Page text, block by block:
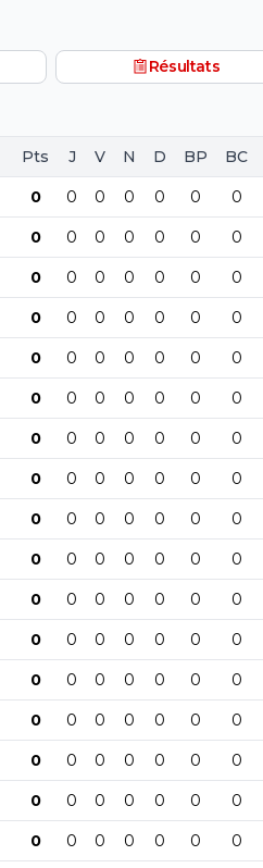
Résultats
Pts J V N D BP BC
0 0 0 0 0 0 0
0 0 0 0 0 0 0
0 0 0 0 0 0 0
0 0 0 0 0 0 0
0 0 0 0 0 0 0
0 0 0 0 0 0 0
0 0 0 0 0 0 0
0 0 0 0 0 0 0
0 0 0 0 0 0 0
0 0 0 0 0 0 0
0 0 0 0 0 0 0
0 0 0 0 0 0 0
0 0 0 0 0 0 0
0 0 0 0 0 0 0
0 0 0 0 0 0 0
0 0 0 0 0 0 0
0 0 0 0 0 0 0